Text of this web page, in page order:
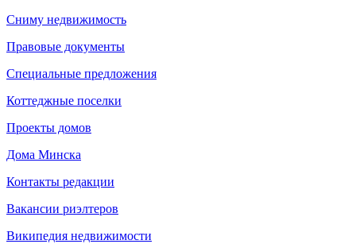
Сниму недвижимость
Правовые документы
Специальные предложения
Коттеджные поселки
Проекты домов
Дома Минска
Контакты редакции
Вакансии риэлтеров
Википедия недвижимости